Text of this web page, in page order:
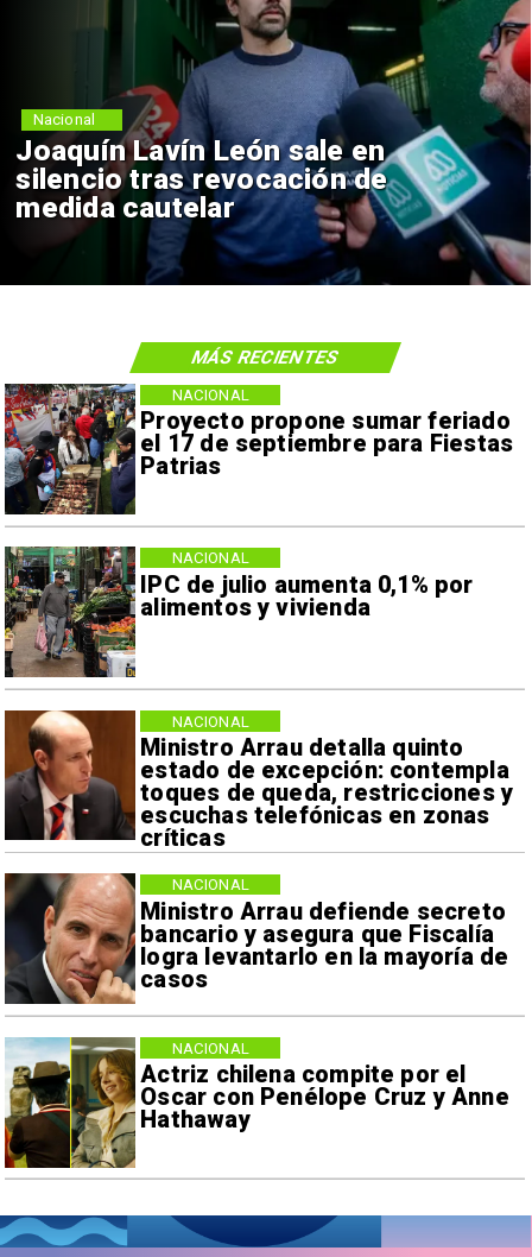
Joaquín Lavín León sale en
silencio tras revocación de
medida cautelar
Nacional
Proyecto propone sumar feriado
el 17 de septiembre para Fiestas
Patrias
NACIONAL
IPC de julio aumenta 0,1% por
alimentos y vivienda
NACIONAL
Ministro Arrau detalla quinto
estado de excepción: contempla
toques de queda, restricciones y
escuchas telefónicas en zonas
críticas
NACIONAL
Ministro Arrau defiende secreto
bancario y asegura que Fiscalía
logra levantarlo en la mayoría de
casos
NACIONAL
Actriz chilena compite por el
Oscar con Penélope Cruz y Anne
Hathaway
NACIONAL
MÁS RECIENTES